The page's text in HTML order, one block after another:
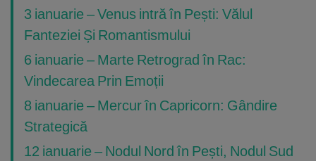
3 ianuarie – Venus intră în Pești: Vălul
Fanteziei Și Romantismului
6 ianuarie – Marte Retrograd în Rac:
Vindecarea Prin Emoții
8 ianuarie – Mercur în Capricorn: Gândire
Strategică
12 ianuarie – Nodul Nord în Pești, Nodul Sud